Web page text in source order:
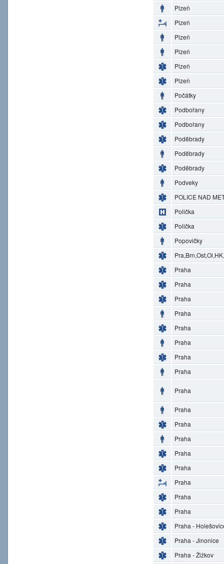
Plzeň
Plzeň
Plzeň
Plzeň
Plzeň
Plzeň
Počátky
Podbořany
Podbořany
Poděbrady
Poděbrady
Poděbrady
Podveky
POLICE NAD
Polička
Polička
Popovičky
Praha
Praha
Praha
Praha
Praha
Praha
Praha
Praha
Praha
Praha
Praha
Praha
Praha
Praha
Praha
Praha
Praha
Praha -
Praha - Jinonice
Praha - Žižkov